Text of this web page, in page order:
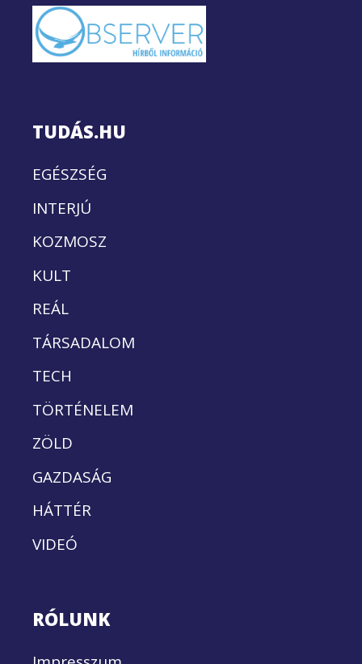
TUDÁS.HU
EGÉSZSÉG
INTERJÚ
KOZMOSZ
KULT
REÁL
TÁRSADALOM
TECH
TÖRTÉNELEM
ZÖLD
GAZDASÁG
HÁTTÉR
VIDEÓ
RÓLUNK